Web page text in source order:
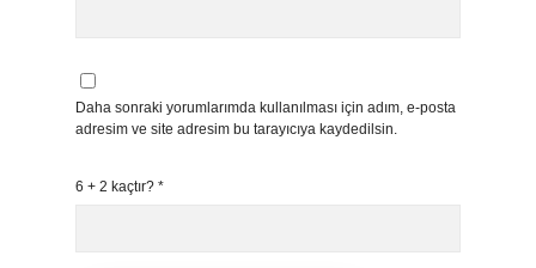
Daha sonraki yorumlarımda kullanılması için adım, e-posta
adresim ve site adresim bu tarayıcıya kaydedilsin.
6 + 2 kaçtır? *